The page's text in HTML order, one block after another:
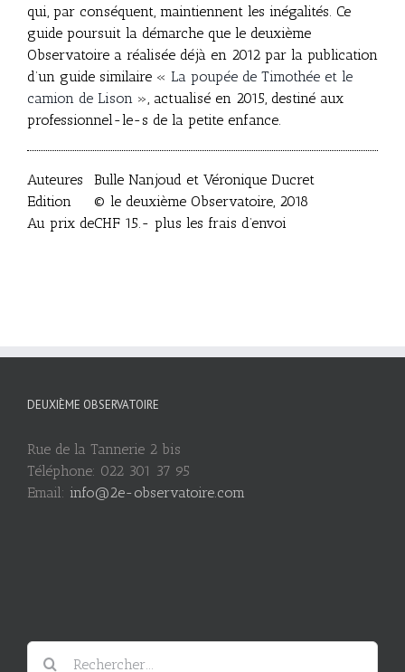
qui, par conséquent, maintiennent les inégalités. Ce
guide poursuit la démarche que le deuxième
Observatoire a réalisée déjà en 2012 par la publication
d’un guide similaire « La poupée de Timothée et le
camion de Lison », actualisé en 2015, destiné aux
professionnel-le-s de la petite enfance.
Auteures
Bulle Nanjoud et Véronique Ducret
Edition
© le deuxième Observatoire, 2018
Au prix deCHF 15.- plus les frais d’envoi
DEUXIÈME OBSERVATOIRE
Rue de la Tannerie 2 bis
Téléphone: 022 301 37 95
Email: info@2e-observatoire.com
Rechercher